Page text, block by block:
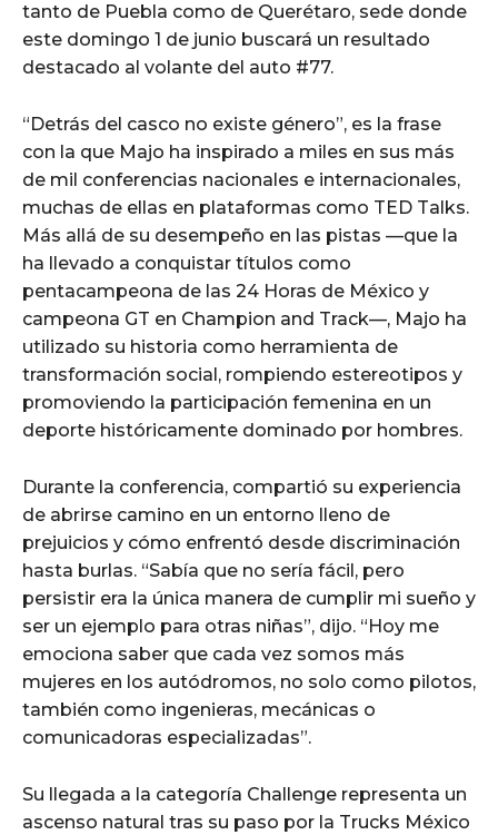
tanto de Puebla como de Querétaro, sede donde
este domingo 1 de junio buscará un resultado
destacado al volante del auto #77.
“Detrás del casco no existe género”, es la frase
con la que Majo ha inspirado a miles en sus más
de mil conferencias nacionales e internacionales,
muchas de ellas en plataformas como TED Talks.
Más allá de su desempeño en las pistas —que la
ha llevado a conquistar títulos como
pentacampeona de las 24 Horas de México y
campeona GT en Champion and Track—, Majo ha
utilizado su historia como herramienta de
transformación social, rompiendo estereotipos y
promoviendo la participación femenina en un
deporte históricamente dominado por hombres.
Durante la conferencia, compartió su experiencia
de abrirse camino en un entorno lleno de
prejuicios y cómo enfrentó desde discriminación
hasta burlas. “Sabía que no sería fácil, pero
persistir era la única manera de cumplir mi sueño y
ser un ejemplo para otras niñas”, dijo. “Hoy me
emociona saber que cada vez somos más
mujeres en los autódromos, no solo como pilotos,
también como ingenieras, mecánicas o
comunicadoras especializadas”.
Su llegada a la categoría Challenge representa un
ascenso natural tras su paso por la Trucks México